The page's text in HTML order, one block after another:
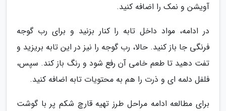
آویشن و نمک را اضافه کنید.
در ادامه، مواد داخل تابه را کنار بزنید و برای رب گوجه
فرنگی جا باز کنید. حالا، رب گوجه را نیز در این تابه بریزید و
تفت دهید تا طعم خامی آن رفع شود و رنگ باز کند. سپس،
فلفل دلمه ای و ذرت را هم به محتویات تابه اضافه کنید.
برای مطالعه ادامه مراحل طرز تهیه قارچ شکم پر با گوشت